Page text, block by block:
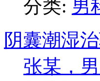
分类: 男
阴囊潮湿
张某，